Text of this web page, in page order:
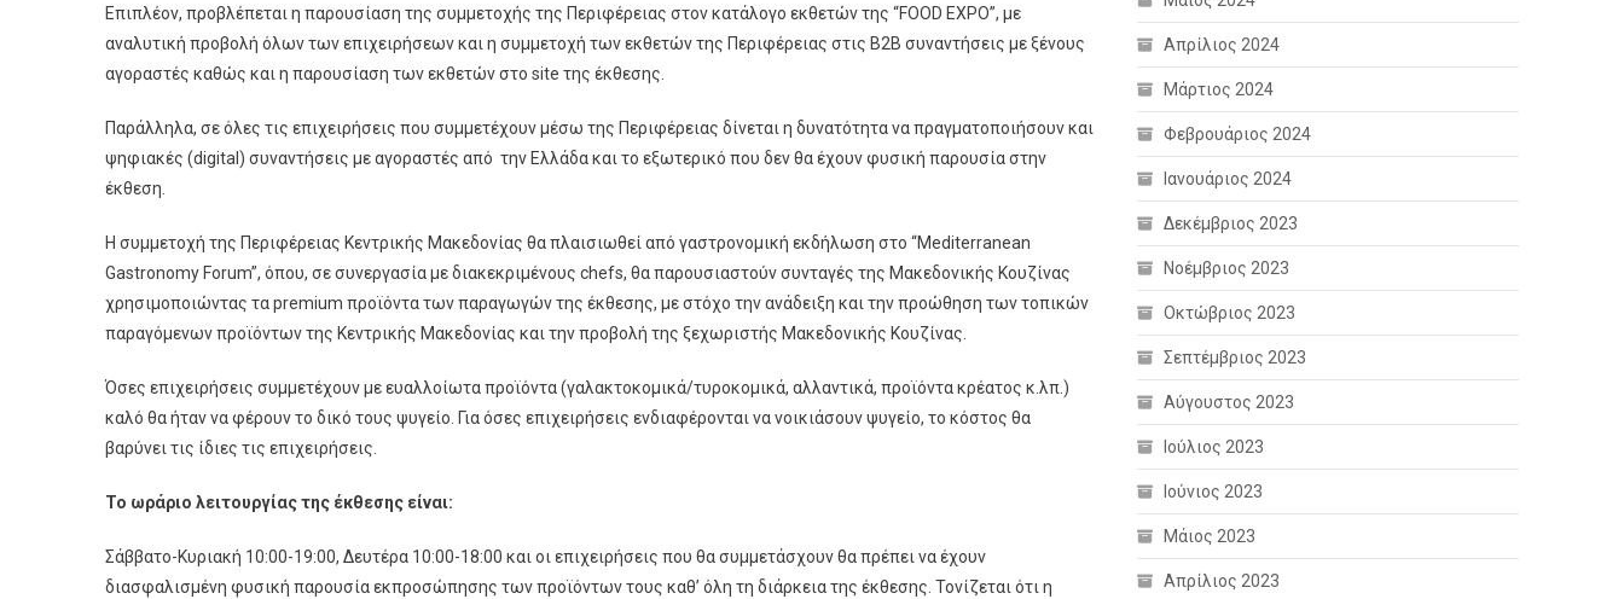
Επιπλέον, προβλέπεται η παρουσίαση της συμμετοχής της Περιφέρειας στον κατάλογο εκθετών της “FOOD EXPO”, με
αναλυτική προβολή όλων των επιχειρήσεων και η συμμετοχή των εκθετών της Περιφέρειας στις Β2Β συναντήσεις με ξένους
αγοραστές καθώς και η παρουσίαση των εκθετών στο site της έκθεσης.
Παράλληλα, σε όλες τις επιχειρήσεις που συμμετέχουν μέσω της Περιφέρειας δίνεται η δυνατότητα να πραγματοποιήσουν και
ψηφιακές (digital) συναντήσεις με αγοραστές από την Ελλάδα και το εξωτερικό που δεν θα έχουν φυσική παρουσία στην
έκθεση.
Η συμμετοχή της Περιφέρειας Κεντρικής Μακεδονίας θα πλαισιωθεί από γαστρονομική εκδήλωση στο “Mediterranean
Gastronomy Forum”, όπου, σε συνεργασία με διακεκριμένους chefs, θα παρουσιαστούν συνταγές της Μακεδονικής Κουζίνας
χρησιμοποιώντας τα premium προϊόντα των παραγωγών της έκθεσης, με στόχο την ανάδειξη και την προώθηση των τοπικών
παραγόμενων προϊόντων της Κεντρικής Μακεδονίας και την προβολή της ξεχωριστής Μακεδονικής Κουζίνας.
Όσες επιχειρήσεις συμμετέχουν με ευαλλοίωτα προϊόντα (γαλακτοκομικά/τυροκομικά, αλλαντικά, προϊόντα κρέατος κ.λπ.)
καλό θα ήταν να φέρουν το δικό τους ψυγείο. Για όσες επιχειρήσεις ενδιαφέρονται να νοικιάσουν ψυγείο, το κόστος θα
βαρύνει τις ίδιες τις επιχειρήσεις.
Το ωράριο λειτουργίας της έκθεσης είναι:
Σάββατο-Κυριακή 10:00-19:00, Δευτέρα 10:00-18:00 και οι επιχειρήσεις που θα συμμετάσχουν θα πρέπει να έχουν
διασφαλισμένη φυσική παρουσία εκπροσώπησης των προϊόντων τους καθ’ όλη τη διάρκεια της έκθεσης. Τονίζεται ότι η
Απρίλιος 2024
Μάρτιος 2024
Φεβρουάριος 2024
Ιανουάριος 2024
Δεκέμβριος 2023
Νοέμβριος 2023
Οκτώβριος 2023
Σεπτέμβριος 2023
Αύγουστος 2023
Ιούλιος 2023
Ιούνιος 2023
Μάιος 2023
Απρίλιος 2023